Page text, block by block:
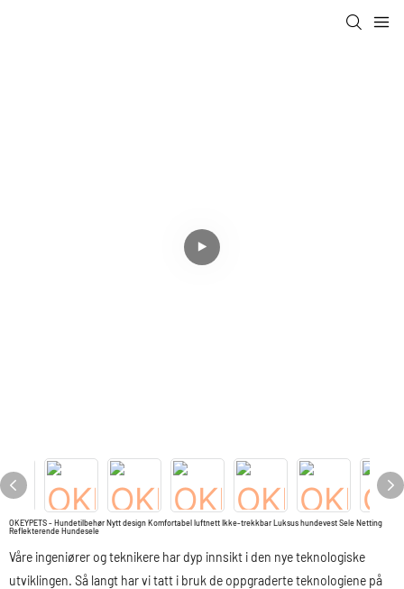
OKEYPETS - Hundetilbehør Nytt design Komfortabel luftnett Ikke-trekkbar Luksus hundevest Sele Netting
Reflekterende Hundesele
Våre ingeniører og teknikere har dyp innsikt i den nye teknologiske
utviklingen. Så langt har vi tatt i bruk de oppgraderte teknologiene på